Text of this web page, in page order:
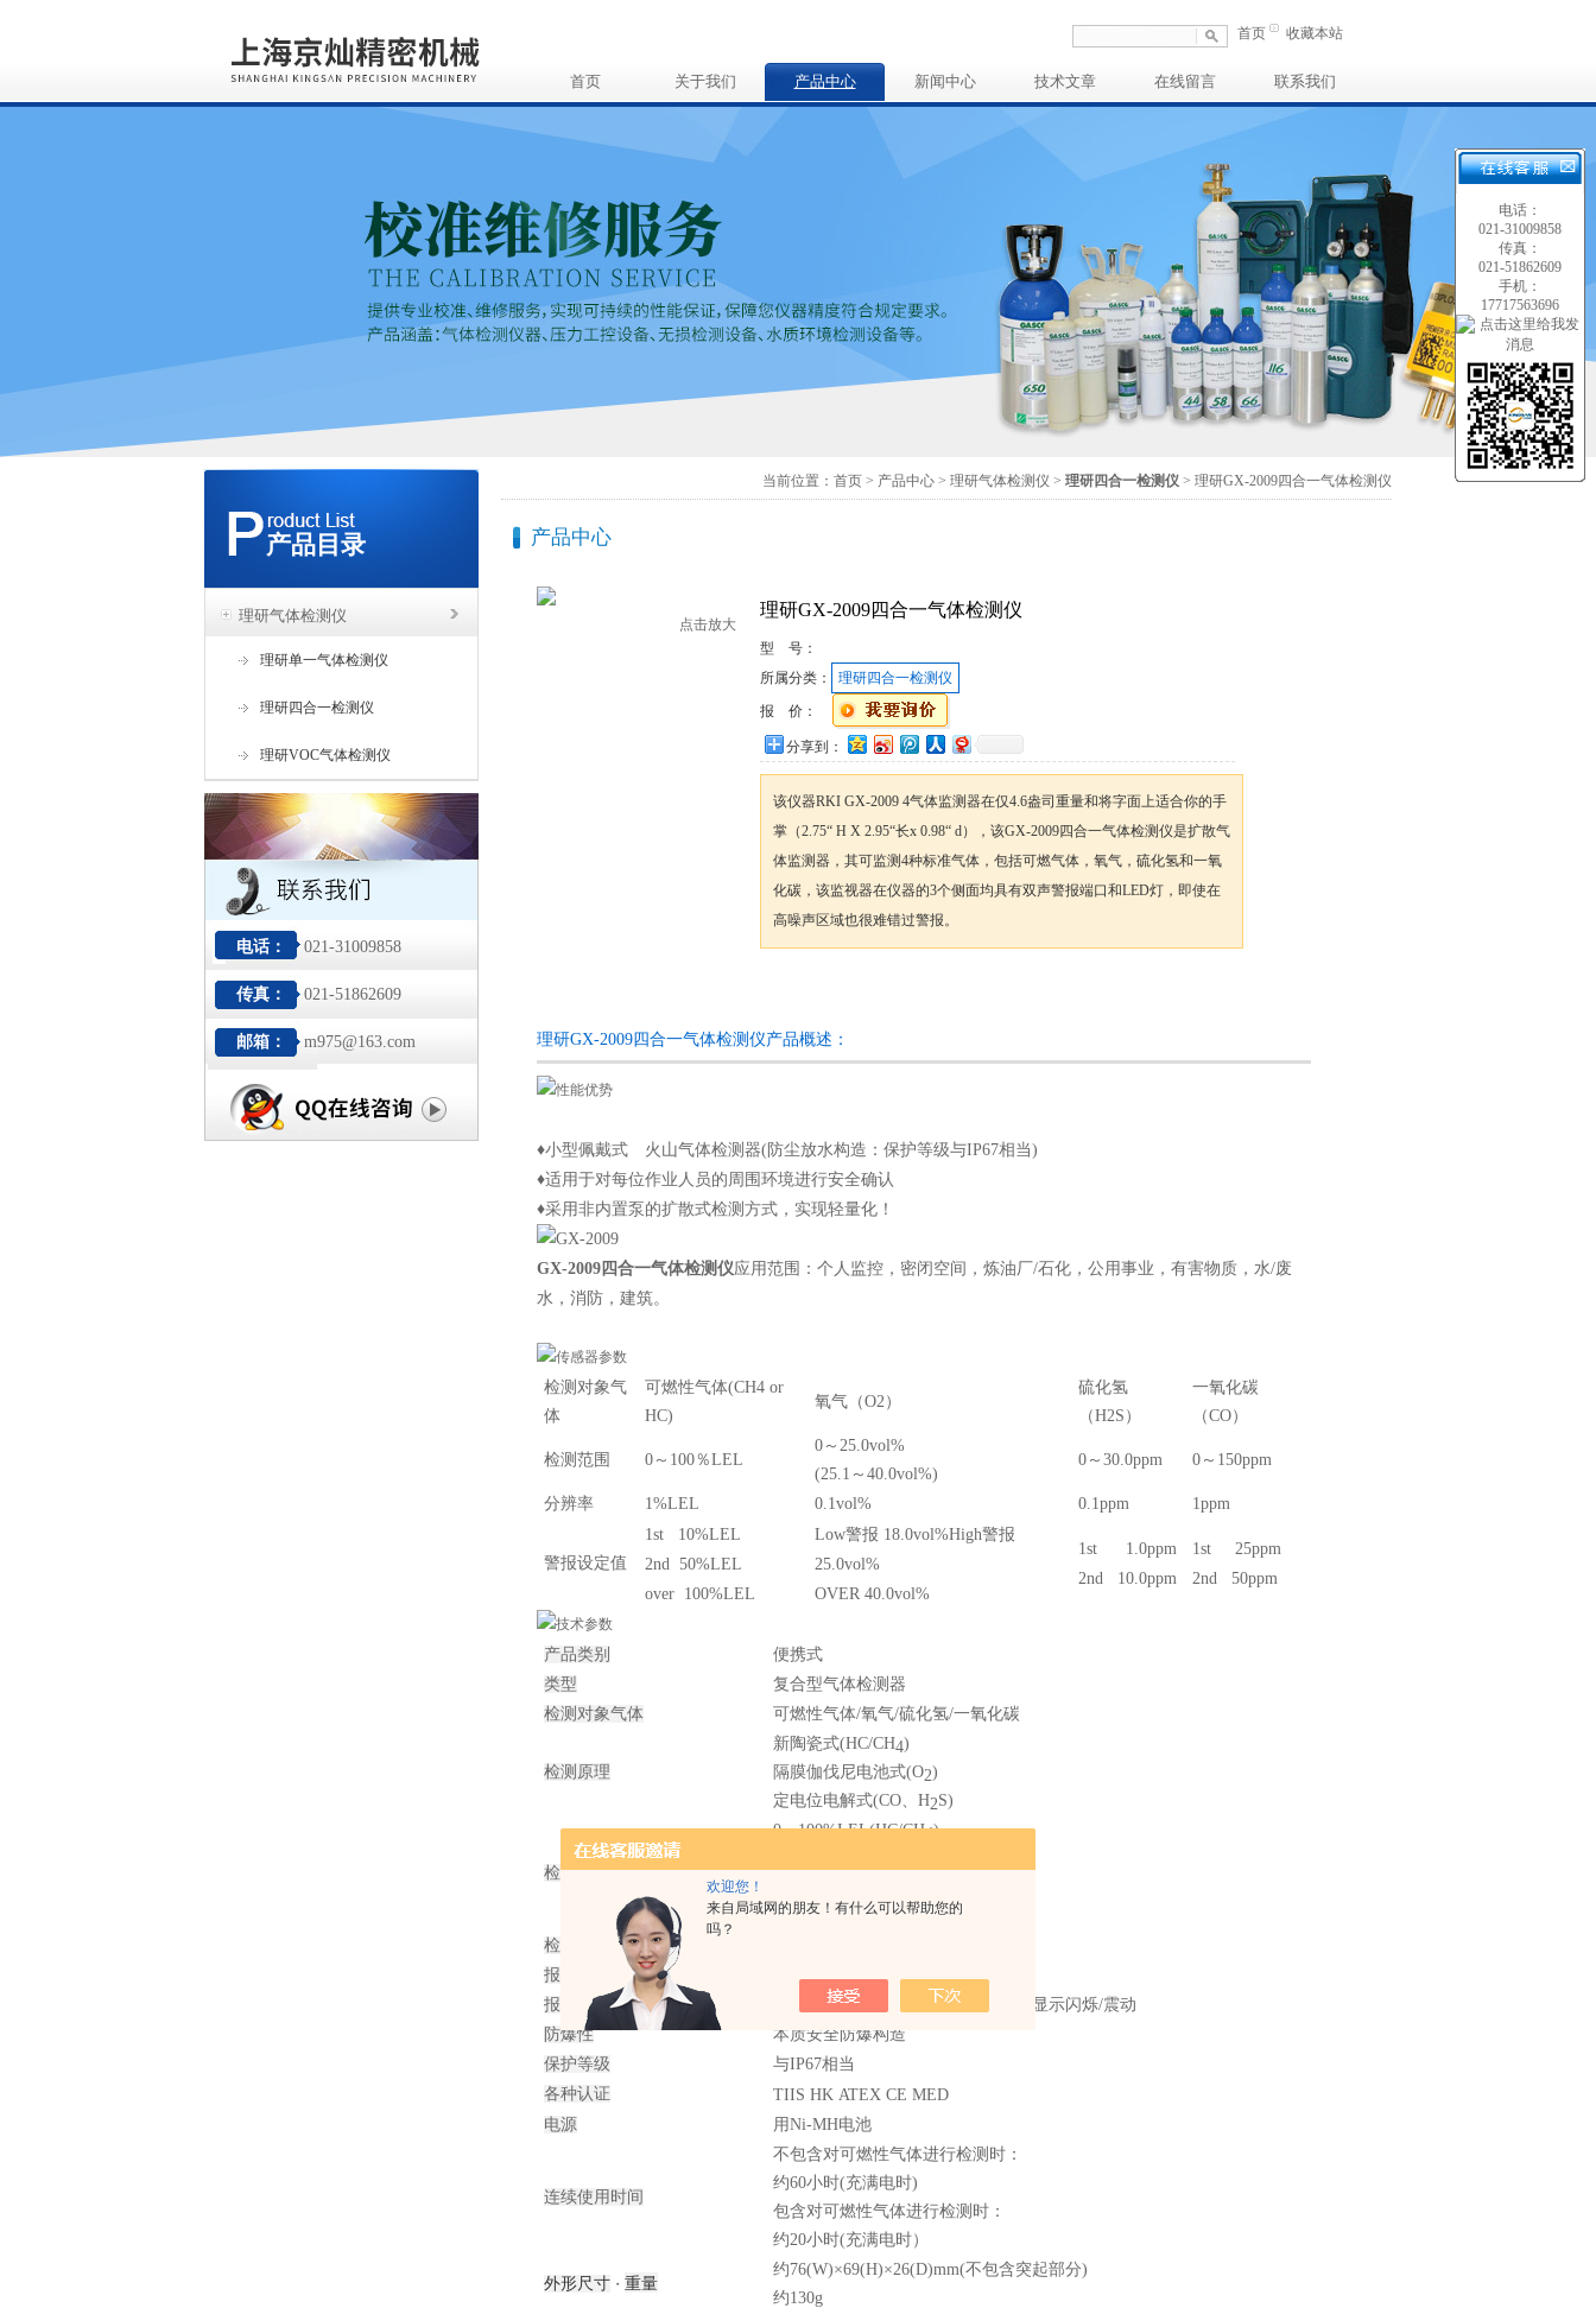
欢迎您！
来自局域网的朋友！有什么可以帮助您的
吗？
首页 收藏本站
首页 关于我们 产品中心 新闻中心 技术文章 在线留言 联系我们
产品目录
理研气体检测仪
理研单一气体检测仪
理研四合一检测仪
理研VOC气体检测仪
电话： 021-31009858
传真： 021-51862609
邮箱： m975@163.com
当前位置： 首页 > 产品中心 > 理研气体检测仪 > 理研四合一检测仪 > 理研GX-2009四合一气体检测仪
产品中心
点击放大
理研GX-2009四合一气体检测仪
型 号：
所属分类：
理研四合一检测仪
报 价：
分享到：
该仪器RKI GX-2009 4气体监测器在仅4.6盎司重量和将字面上适合你的手
掌（2.75“ H X 2.95“长x 0.98“ d），该GX-2009四合一气体检测仪是扩散气
体监测器，其可监测4种标准气体，包括可燃气体，氧气，硫化氢和一氧
化碳，该监视器在仪器的3个侧面均具有双声警报端口和LED灯，即使在
高噪声区域也很难错过警报。
理研GX-2009四合一气体检测仪产品概述：
♦小型佩戴式 火山气体检测器(防尘放水构造：保护等级与IP67相当)
♦适用于对每位作业人员的周围环境进行安全确认
♦采用非内置泵的扩散式检测方式，实现轻量化！
GX-2009四合一气体检测仪应用范围：个人监控，密闭空间，炼油厂/石化，公用事业，有害物质，水/废
水，消防，建筑。​
检测对象气
体
可燃性气体(CH4 or
HC)
氧气（O2）
硫化氢
（H2S）
一氧化碳
（CO）
检测范围 0～100％LEL
0～25.0vol%
(25.1～40.0vol%)
0～30.0ppm 0～150ppm
分辨率 1%LEL 0.1vol% 0.1ppm 1ppm
警报设定值
1st 10%LEL
2nd 50%LEL
over 100%LEL
Low警报 18.0vol%High警报
25.0vol%
OVER 40.0vol%
1st 1.0ppm
2nd 10.0ppm
1st 25ppm
2nd 50ppm
产品类别
便携式
类型
复合型气体检测器
检测对象气体
可燃性气体/氧气/硫化氢/一氧化碳
检测原理
新陶瓷式(HC/CH4)
隔膜伽伐尼电池式(O2)
定电位电解式(CO、 H2S)
检测范围
0～100%LEL(HC/CH4)
0～30ppm(H 2S)
检测方式
报警种类
气体报警、故障报警
报警内容
指示灯亮灯/ 蜂鸣器断续音 气体浓度显示闪烁/震动
防爆性
本质安全防爆构造
保护等级
与IP67相当
各种认证
TIIS HK ATEX CE MED
电源
用Ni-MH电池
连续使用时间
不包含对可燃性气体进行检测时：
约60小时(充满电时)
包含对可燃性气体进行检测时：
约20小时(充满电时）
外形尺寸 ・ 重量
约76(W)×69(H)×26(D)mm(不包含突起部分)
约130g
电话：
021-31009858
传真：
021-51862609
手机：
17717563696